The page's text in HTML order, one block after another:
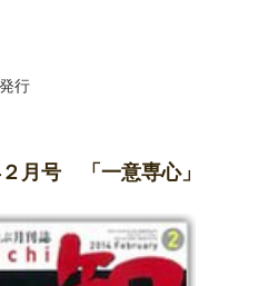
行
月号 「一意専心」